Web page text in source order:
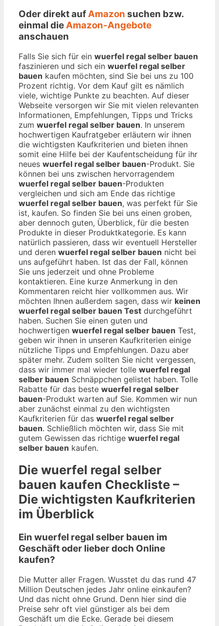
Oder direkt aufAmazon suchen bzw.
einmal dieAmazon-Angebote
anschauen
Falls Sie sich für ein wuerfel regal selber bauen
faszinieren und sich ein wuerfel regal selber
bauen kaufen möchten, sind Sie bei uns zu 100
Prozent richtig. Vor dem Kauf gilt es nämlich
viele, wichtige Punkte zu beachten. Auf dieser
Webseite versorgen wir Sie mit vielen relevanten
Informationen, Empfehlungen, Tipps und Tricks
zum wuerfel regal selber bauen. In unserem
hochwertigen Kaufratgeber erläutern wir ihnen
die wichtigsten Kaufkriterien und bieten ihnen
somit eine Hilfe bei der Kaufentscheidung für ihr
neues wuerfel regal selber bauen-Produkt. Sie
können bei uns zwischen hervorragendem
wuerfel regal selber bauen-Produkten
vergleichen und sich am Ende das richtige
wuerfel regal selber bauen, was perfekt für Sie
ist, kaufen. So finden Sie bei uns einen groben,
aber dennoch guten, Überblick, für die besten
Produkte in dieser Produktkategorie. Es kann
natürlich passieren, dass wir eventuell Hersteller
und deren wuerfel regal selber bauen nicht bei
uns aufgeführt haben. Ist das der Fall, können
Sie uns jederzeit und ohne Probleme
kontaktieren. Eine kurze Anmerkung in den
Kommentaren reicht hier vollkommen aus. Wir
möchten Ihnen außerdem sagen, dass wir keinen
wuerfel regal selber bauen Test durchgeführt
haben. Suchen Sie einen guten und
hochwertigen wuerfel regal selber bauen Test,
geben wir ihnen in unseren Kaufkriterien einige
nützliche Tipps und Empfehlungen. Dazu aber
später mehr. Zudem sollten Sie nicht vergessen,
dass wir immer mal wieder tolle wuerfel regal
selber bauen Schnäppchen gelistet haben. Tolle
Rabatte für das beste wuerfel regal selber
bauen-Produkt warten auf Sie. Kommen wir nun
aber zunächst einmal zu den wichtigsten
Kaufkriterien für das wuerfel regal selber
bauen. Schließlich möchten wir, dass Sie mit
gutem Gewissen das richtige wuerfel regal
selber bauen kaufen.
Die wuerfel regal selber
bauen kaufen Checkliste –
Die wichtigsten Kaufkriterien
im Überblick
Ein wuerfel regal selber bauen im
Geschäft oder lieber doch Online
kaufen?
Die Mutter aller Fragen. Wusstet du das rund 47
Million Deutschen jedes Jahr online einkaufen?
Und das nicht ohne Grund. Denn hier sind die
Preise sehr oft viel günstiger als bei dem
Geschäft um die Ecke. Gerade bei diesem